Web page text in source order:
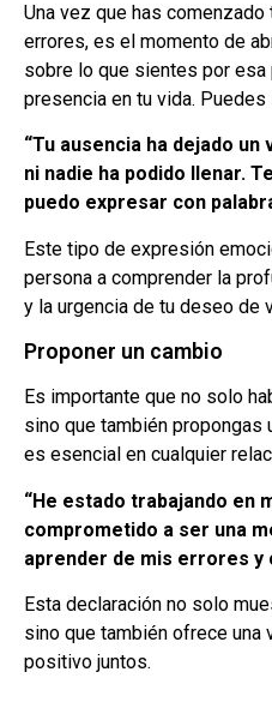
Una vez que has
errores, es el momento de
sobre lo que sientes por
presencia en tu vida. Puedes
“Tu ausencia ha dejado un
ni nadie ha podido llenar.
puedo expresar con
Este tipo de expresión
persona a comprender la
y la urgencia de tu deseo de
Proponer un cambio
Es importante que no solo
sino que también propongas
es esencial en cualquier
“He estado trabajando en
comprometido a ser una
aprender de mis errores y
Esta declaración no solo
sino que también ofrece una
positivo juntos.